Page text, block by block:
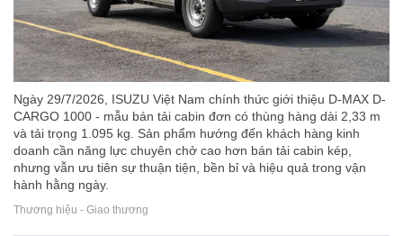
Ngày 29/7/2026, ISUZU Việt Nam chính thức giới thiệu D-MAX D-
CARGO 1000 - mẫu bán tải cabin đơn có thùng hàng dài 2,33 m
và tải trọng 1.095 kg. Sản phẩm hướng đến khách hàng kinh
doanh cần năng lực chuyên chở cao hơn bán tải cabin kép,
nhưng vẫn ưu tiên sự thuận tiện, bền bỉ và hiệu quả trong vận
hành hằng ngày.
Thương hiệu - Giao thương